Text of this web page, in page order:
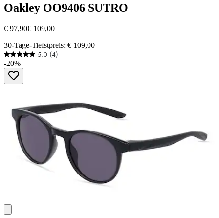
Oakley OO9406 SUTRO
€ 97,90€ 109,00
30-Tage-Tiefstpreis: € 109,00
5.0 (4)
5.0
von
Sternen.
-20%